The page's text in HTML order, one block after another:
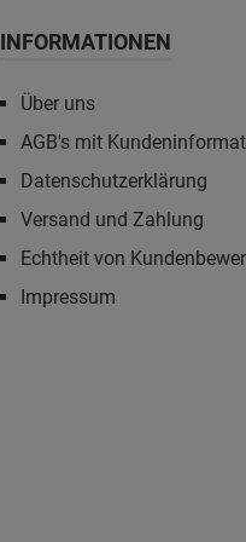
INFORMATIONEN
Über uns
AGB's mit
Datenschutzerklärung
Versand und Zahlung
Echtheit von
Impressum